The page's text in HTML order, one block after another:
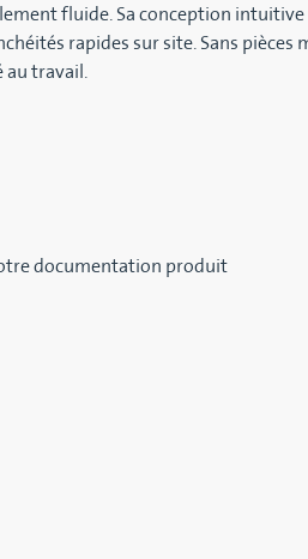
fluide. Sa conception
rapides sur site. Sans pièces
au travail.
documentation produit